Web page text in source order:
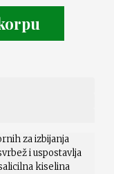
za izbijanja
i uspostavlja
kiselina